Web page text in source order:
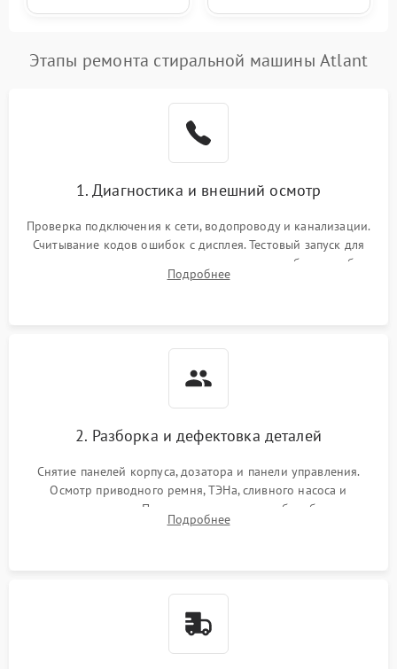
Этапы ремонта стиральной машины Atlant
1. Диагностика и внешний осмотр
Проверка подключения к сети, водопроводу и канализации.
Считывание кодов ошибок с дисплея. Тестовый запуск для
выявления посторонних шумов, протечек или сбоев в работе
электронного модуля управления.
Подробнее
2. Разборка и дефектовка деталей
Снятие панелей корпуса, дозатора и панели управления.
Осмотр приводного ремня, ТЭНа, сливного насоса и
амортизаторов. Проверка подшипников барабана и
крестовины на износ, а манжеты люка на разрывы.
Подробнее